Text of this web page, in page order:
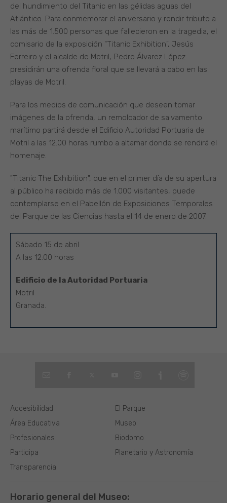
del hundimiento del Titanic en las gélidas aguas del
Atlántico. Para conmemorar el aniversario y rendir tributo a
las más de 1.500 personas que fallecieron en la tragedia, el
comisario de la exposición "Titanic Exhibition", Jesús
Ferreiro y el alcalde de Motril, Pedro Álvarez López
presidirán una ofrenda floral que se llevará a cabo en las
playas de Motril.
Para los medios de comunicación que deseen tomar
imágenes de la ofrenda, un remolcador de salvamento
marítimo partirá desde el Edificio Autoridad Portuaria de
Motril a las 12.00 horas rumbo a altamar donde se rendirá el
homenaje.
"Titanic The Exhibition", que en el primer día de su apertura
al público ha recibido más de 1.000 visitantes, puede
contemplarse en el Pabellón de Exposiciones Temporales
del Parque de las Ciencias hasta el 14 de enero de 2007.
Sábado 15 de abril
A las 12:00 horas
Edificio de la Autoridad Portuaria
Motril
Granada.
El Parque
Museo
Biodomo
Planetario y Astronomía
Área Educativa
Profesionales
Participa
Transparencia
Accesibilidad
Horario general del Museo: